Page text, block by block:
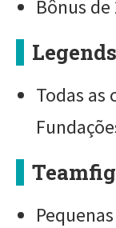
Bônus de
Todas as